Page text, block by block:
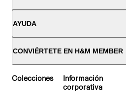
AYUDA
CONVIÉRTETE EN H&M MEMBER
Colecciones
Información
corporativa